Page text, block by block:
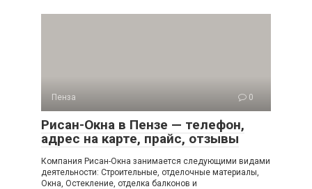
Пенза 0
Рисан-Окна в Пензе — телефон,
адрес на карте, прайс, отзывы
Компания Рисан-Окна занимается следующими видами
деятельности: Строительные, отделочные материалы,
Окна, Остекление, отделка балконов и